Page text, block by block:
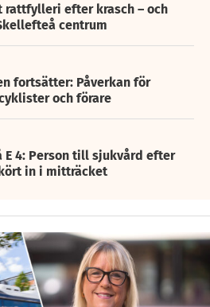
rattfylleri efter krasch – och
centrum
fortsätter: Påverkan för
och förare
E 4: Person till sjukvård efter
in i mitträcket